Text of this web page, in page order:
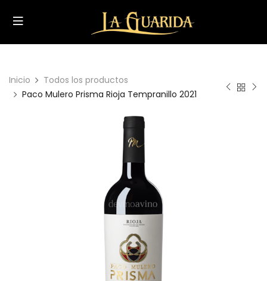
Inicio
Todos los productos
Paco Mulero Prisma Rioja Tempranillo 2021